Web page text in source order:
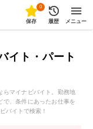
0
保存 履歴 メニュー
イト・パート
らマイナビバイト。勤務地
で、条件にあったお仕事を
バイトで検索！